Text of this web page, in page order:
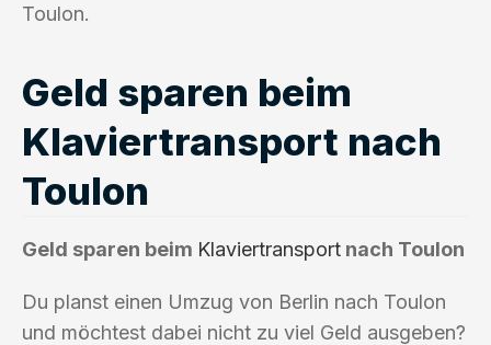
Toulon.
Geld sparen beim
Klaviertransport nach
Toulon
Geld sparen beim Klaviertransport nach Toulon
Du planst einen Umzug von Berlin nach Toulon
und möchtest dabei nicht zu viel Geld ausgeben?